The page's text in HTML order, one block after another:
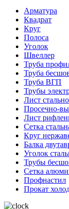
Арматура
Квадрат
Круг
Полоса
Уголок
Швеллер
Труба
Труба
Труба ВГП
Трубы
Лист
Просечно-
Лист
Сетка
Круг
Балка
Уголок
Трубы
Сетка
Профнастил
Прокат